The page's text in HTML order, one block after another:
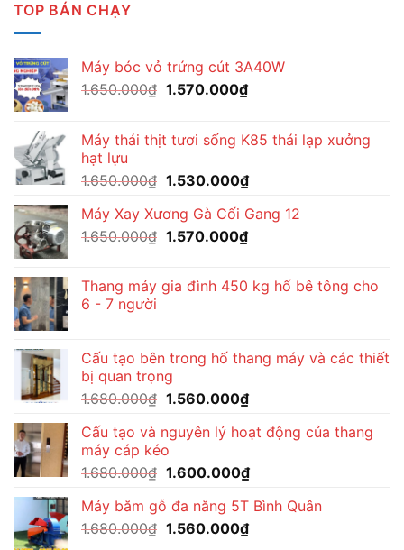
TOP BÁN CHẠY
Máy bóc vỏ trứng cút 3A40W
1.650.000₫ Giá
1.650.000₫.
1.570.000₫Giá
là:
Máy thái thịt tươi sống K85 thái lạp xưởng
hạt lựu
1.650.000₫ Giá
là:
1.650.000₫.
1.530.000₫Giá
tại
là:
Máy Xay Xương Gà Cối Gang 12
1.650.000₫ Giá
1.650.000₫.
1.570.000₫Giá
là:
Thang máy gia đình 450 kg hố bê tông cho
6 - 7 người
Cấu tạo bên trong hố thang máy và các thiết
bị quan trọng
1.680.000₫ Giá
là:
1.680.000₫.
1.560.000₫Giá
tại
1.560.000₫.
Cấu tạo và nguyên lý hoạt động của thang
máy cáp kéo
1.680.000₫ Giá
là:
1.680.000₫.
1.600.000₫Giá
tại
là:
Máy băm gỗ đa năng 5T Bình Quân
1.680.000₫ Giá
1.560.000₫Giá